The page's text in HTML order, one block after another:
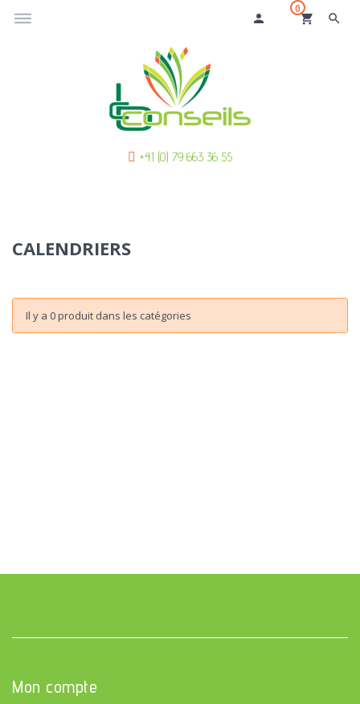
dehaze search
shopping_cart
0
person
+41 (0) 79 663 36 55
CALENDRIERS
Il y a 0 produit dans les catégories
Mon compte